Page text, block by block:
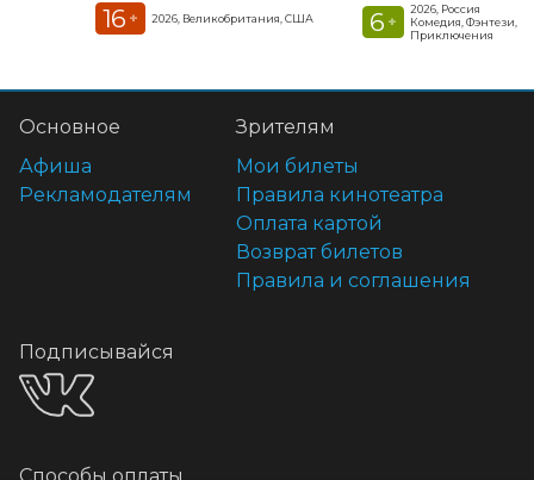
16 + 2026, Великобритания, США 6 +
2026, Россия
Комедия, Фэнтези,
Приключения
Основное
Афиша
Рекламодателям
Зрителям
Мои билеты
Правила кинотеатра
Оплата картой
Возврат билетов
Правила и соглашения
Подписывайся